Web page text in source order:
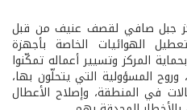
تعرّض مركز جبل صافي لقصف عنيف من قبل
الهوائيات الخاصة بأجهزة
المركز وتسيير أعماله تمكّنوا
المسؤولية التي يتحلّون بها،
في المنطقة، وإصلاح الأعطال